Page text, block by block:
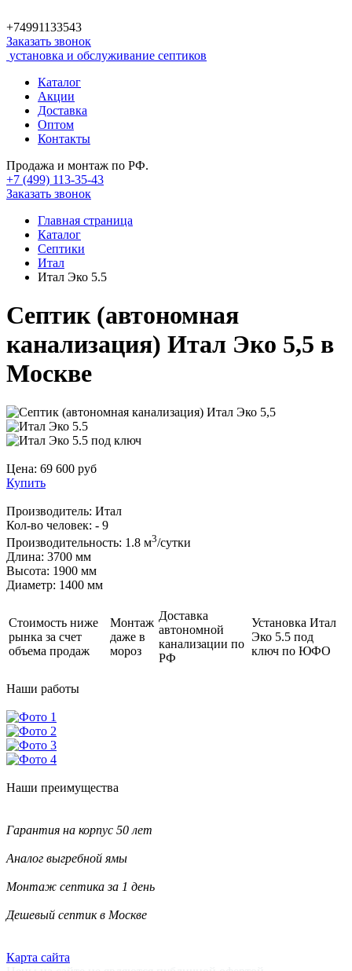
+74991133543
Заказать звонок
установка и обслуживание септиков
Каталог
Акции
Доставка
Оптом
Контакты
Продажа и монтаж по РФ.
+7 (499) 113-35-43
Заказать звонок
Главная страница
Каталог
Септики
Итал
Итал Эко 5.5
Септик (автономная
канализация) Итал Эко 5,5 в
Москве
Цена: 69 600 руб
Купить
Производитель: Итал
Кол-во человек: - 9
Производительность: 1.8 м3/сутки
Длина: 3700 мм
Высота: 1900 мм
Диаметр: 1400 мм
Стоимость ниже
рынка за счет
объема продаж
Монтаж
даже в
мороз
Доставка
автономной
канализации по
РФ
Установка Итал
Эко 5.5 под
ключ по ЮФО
Наши работы
Наши преимущества
Гарантия на корпус 50 лет
Аналог выгребной ямы
Монтаж септика за 1 день
Дешевый септик в Москве
Карта сайта